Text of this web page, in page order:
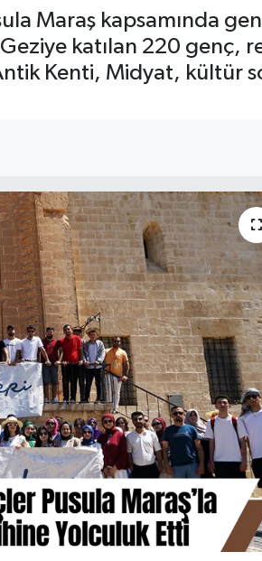
Maraş kapsamında
katılan 220 genç,
Kenti, Midyat, kültür